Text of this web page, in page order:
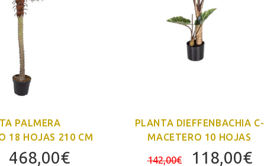
PALMERA
18 HOJAS 210 CM
El
468,00€El
PLANTA DIEFFENBACHIA C-
MACETERO 10 HOJAS
142,00€
El
118,00€El